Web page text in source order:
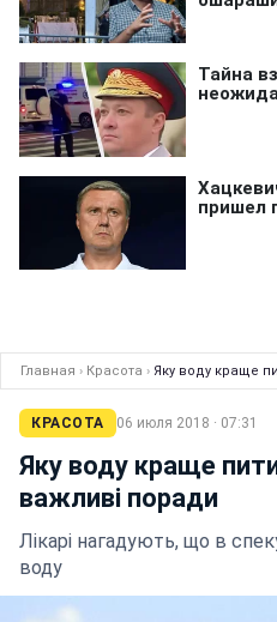
Главная › Красота › Яку воду краще
КРАСОТА 06 июля 2018 · 07:31
Яку воду краще
важливі поради
Лікарі нагадують, що в
воду